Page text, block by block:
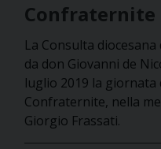
Confraternite
La Consulta
da don Giovanni de
luglio 2019 la giornata
Confraternite, nella
Giorgio Frassati.